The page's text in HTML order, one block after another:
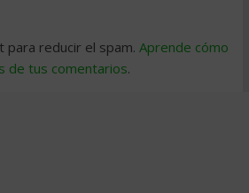
para reducir el spam. Aprende cómo
de tus comentarios.